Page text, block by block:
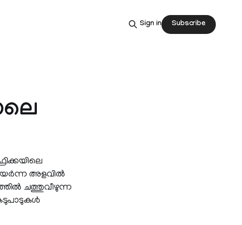
Sign in Subscribe
അളവില്‍
ചത്തുവീഴുന്ന